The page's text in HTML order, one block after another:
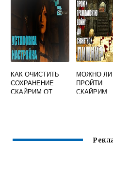
КАК ОЧИСТИТЬ
СОХРАНЕНИЕ
СКАЙРИМ ОТ
МОЖНО ЛИ
ПРОЙТИ
СКАЙРИМ